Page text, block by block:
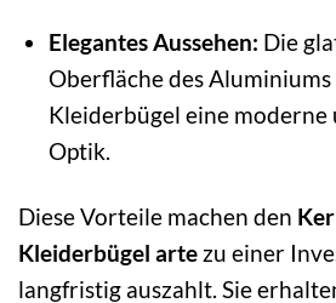
Elegantes Aussehen: Die
Oberfläche des
Kleiderbügel eine moderne
Optik.
Diese Vorteile machen den
Kleiderbügel arte zu einer
langfristig auszahlt. Sie